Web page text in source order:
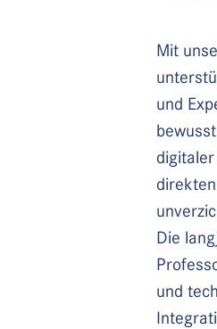
Mit
und
Die
und